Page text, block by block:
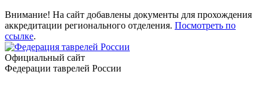
Внимание! На сайт добавлены документы для прохождения
аккредитации регионального отделения. Посмотреть по
ссылке.
Официальный сайт
Федерации таврелей России